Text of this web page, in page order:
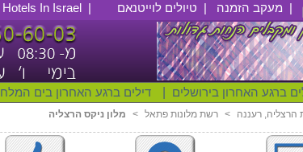
Hotels In Israel | טיולים לוייטנאם | מעקב הזמנה |
דילים ברגע האחרון בים המלח ברגע האחרון בירושלים
מלון ניקס הרצליה < רשת מלונות פתאל < הרצליה, רעננה